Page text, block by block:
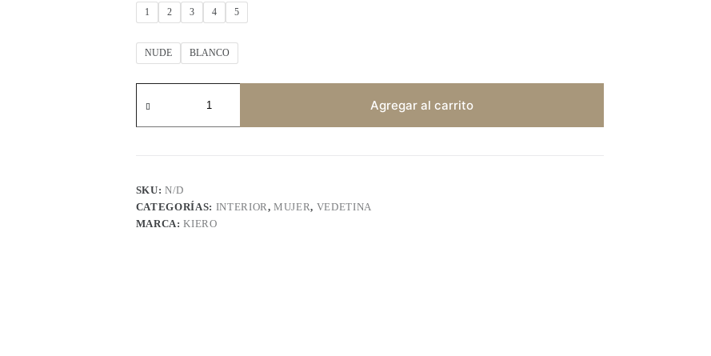
1 2 3 4 5
NUDE BLANCO
2812
Agregar al carrito
SKU:N/D
CATEGORÍAS: INTERIOR,MUJER, VEDETINA
MARCA:KIERO